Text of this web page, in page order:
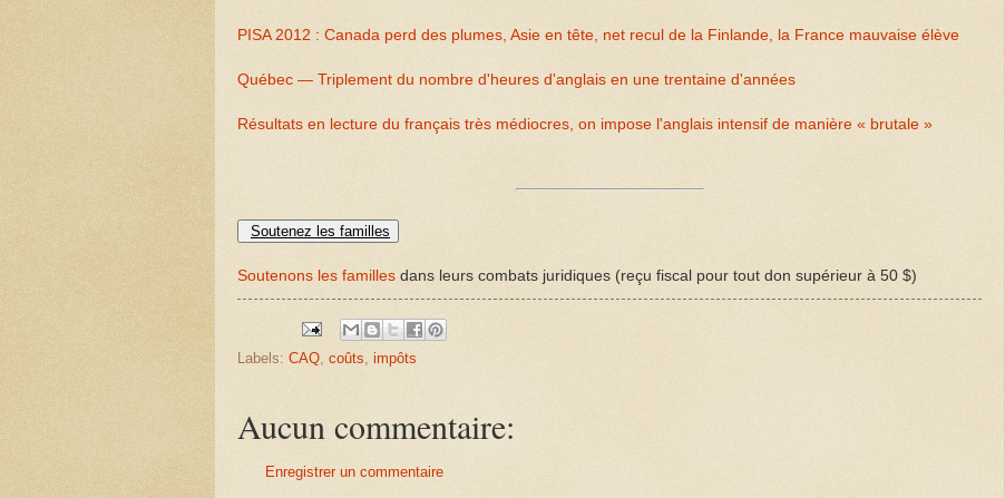
PISA 2012 : Canada perd des plumes, Asie en tête, net recul de la Finlande, la France mauvaise élève
Québec — Triplement du nombre d'heures d'anglais en une trentaine d'années
Résultats en lecture du français très médiocres, on impose l'anglais intensif de manière « brutale »
Soutenez les familles
Soutenons les familles dans leurs combats juridiques (reçu fiscal pour tout don supérieur à 50 $)
Labels: CAQ coûts impôts
Aucun commentaire:
Enregistrer un commentaire